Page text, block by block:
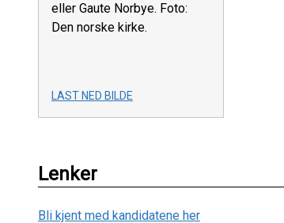
eller Gaute Norbye. Foto:
Den norske kirke.
LAST NED BILDE
Lenker
Bli kjent med kandidatene her